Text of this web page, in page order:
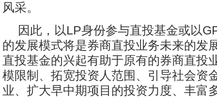
风采。
因此，以LP身份参与直投基金或以
的发展模式将是券商直投业务未来的发
直投基金的兴起有助于原有的券商直投
模限制、拓宽投资人范围、引导社会资
业、扩大早中期项目的投资力度、丰富